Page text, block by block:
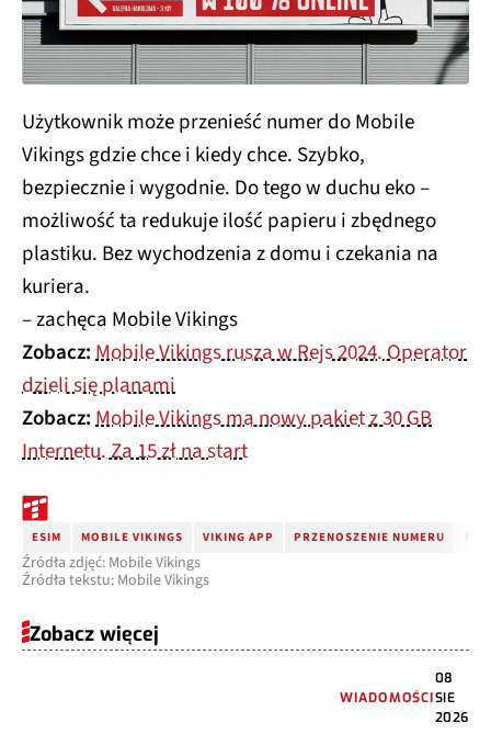
Użytkownik może przenieść numer do Mobile
Vikings gdzie chce i kiedy chce. Szybko,
bezpiecznie i wygodnie. Do tego w duchu eko –
możliwość ta redukuje ilość papieru i zbędnego
plastiku. Bez wychodzenia z domu i czekania na
kuriera.
– zachęca Mobile Vikings
Zobacz:Mobile Vikings rusza w Rejs 2024. Operator
dzieli się planami
Zobacz:Mobile Vikings ma nowy pakiet z 30 GB
Internetu. Za 15 zł na start
ESIM MOBILE VIKINGS VIKING APP PRZENOSZENIE NUMERU
Źródła zdjęć: Mobile Vikings
Źródła tekstu: Mobile Vikings
Zobacz więcej
WIADOMOŚCI
08
SIE
2026